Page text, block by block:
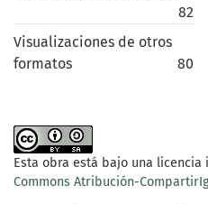
82
Visualizaciones de otros
formatos
80
Esta obra está bajo una licencia
Commons Atribución-